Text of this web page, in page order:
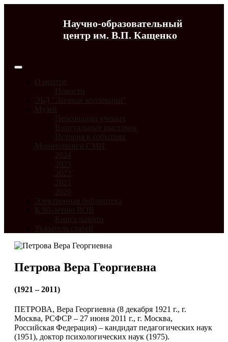
Научно-образовательный
центр им. В.П. Кащенко
О центре
Новости
ЭБД "Личные коллекции"
Музей
Персоналии ученых
Виртуальные выставки
История в событиях
Мониторинги СМИ
2024
2023
2022
2021
2020
Электронная библиотека
К 80-летию ВОВ
Книга памяти
Указатель статей
Петрова Вера Георгиевна
(1921 – 2011)
ПЕТРОВА, Вера Георгиевна (8 декабря 1921 г., г.
Москва, РСФСР – 27 июня 2011 г., г. Москва,
Российская Федерация) – кандидат педагогических наук
(1951), доктор психологических наук (1975).